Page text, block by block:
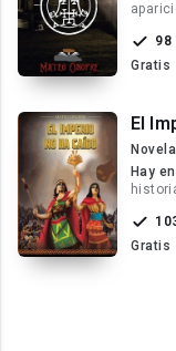
Gratis
El
Hay
Gratis